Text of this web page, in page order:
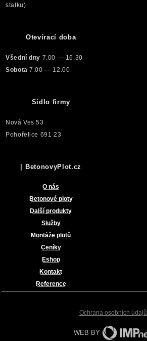
statku)
Otevírací doba
Všední dny 7.00 — 16.30
Sobota 7.00 — 12.00
Sídlo firmy
Nová Ves 53
Pohořelice 691 23
| BetonovyPlot.cz
O nás
Betonové ploty
Další produkty
Služby
Montáže plotů
Ceníky
Eshop
Kontakt
Reference
Ochrana osobních údajů
WEB BY